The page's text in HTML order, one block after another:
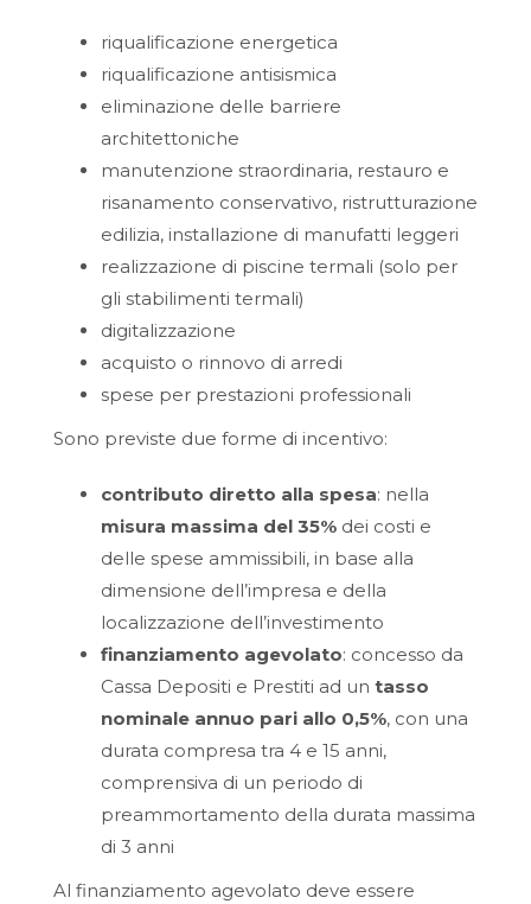
riqualificazione energetica
riqualificazione antisismica
eliminazione delle barriere
architettoniche
manutenzione straordinaria, restauro e
risanamento conservativo, ristrutturazione
edilizia, installazione di manufatti leggeri
realizzazione di piscine termali (solo per
gli stabilimenti termali)
digitalizzazione
acquisto o rinnovo di arredi
spese per prestazioni professionali
Sono previste due forme di incentivo:
contributo diretto alla spesa: nella
misura massima del 35% dei costi e
delle spese ammissibili, in base alla
dimensione dell’impresa e della
localizzazione dell’investimento
finanziamento agevolato: concesso da
Cassa Depositi e Prestiti ad un tasso
nominale annuo pari allo 0,5%, con una
durata compresa tra 4 e 15 anni,
comprensiva di un periodo di
preammortamento della durata massima
di 3 anni
Al finanziamento agevolato deve essere